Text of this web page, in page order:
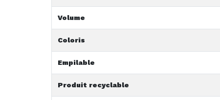
Volume
Coloris
Empilable
Produit recyclable